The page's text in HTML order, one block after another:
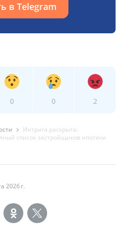
в Telegram
0 0 2
Интрига раскрыта:
список застройщиков ипотеки
2026 г.